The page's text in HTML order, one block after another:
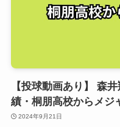
【投球動画あり】 森
績・桐朋高校からメジ
2024年9月21日